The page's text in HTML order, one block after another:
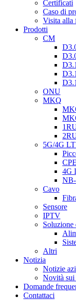
Certificati
Caso di
Visita alla
Prodotti
CM
ONU
MKQ
5G/4G
4G
Cavo
Sensore
IPTV
Soluzione
Altri
Notizia
Notizie
Novità sui
Domande
Contattaci